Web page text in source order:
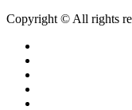
Copyright © All rights